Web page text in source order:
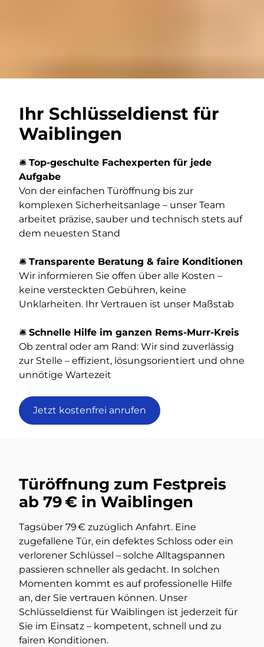
Ihr Schlüsseldienst für
Waiblingen
🛎️Top-geschulte Fachexperten für jede
Aufgabe
Von der einfachen Türöffnung bis zur
komplexen Sicherheitsanlage – unser Team
arbeitet präzise, sauber und technisch stets auf
dem neuesten Stand
🛎️Transparente Beratung & faire Konditionen
Wir informieren Sie offen über alle Kosten –
keine versteckten Gebühren, keine
Unklarheiten. Ihr Vertrauen ist unser Maßstab
🛎️Schnelle Hilfe im ganzen Rems-Murr-Kreis
Ob zentral oder am Rand: Wir sind zuverlässig
zur Stelle – effizient, lösungsorientiert und ohne
unnötige Wartezeit
Jetzt kostenfrei anrufen
Türöffnung zum Festpreis
ab 79 € in Waiblingen
Tagsüber 79 € zuzüglich Anfahrt. Eine
zugefallene Tür, ein defektes Schloss oder ein
verlorener Schlüssel – solche Alltagspannen
passieren schneller als gedacht. In solchen
Momenten kommt es auf professionelle Hilfe
an, der Sie vertrauen können. Unser
Schlüsseldienst für Waiblingen ist jederzeit für
Sie im Einsatz – kompetent, schnell und zu
fairen Konditionen.